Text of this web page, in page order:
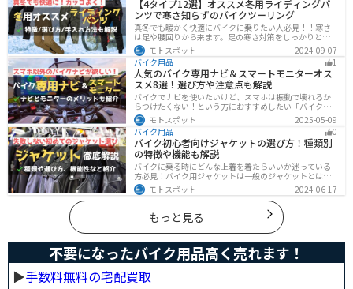
【4タイプ12選】オススメ冬用ライディングパ
ンツで寒さ知らずのバイクツーリング
真冬でも暖かく快適にバイクに乗りたい人必見！！寒さ
は足や腰回りから来ます。足の寒さ対策をしっかりとす
ることで、体全体の寒さを防ぎ快適なバイクツーリング
を楽しむことができます。この記事では、4つのタイプ別
に真冬でも使えるライディングパンツを12選紹介しま
す！
モトスポット
2024-09-07
バイク用品
1
人気のバイク専用ナビ＆スマートモニターオス
スメ8選！選び方や注意点も解説
バイクでナビを使いたいけど、スマホは振動で壊れるか
らつけたくない！という方におすすめしたい「バイク専
用ナビ」と「スマートモニター」をまとめてご紹介しま
す。専用ナビなら耐久性もあり、オフラインでも使える
ので安心です。スマートモニターは、スマホと連動させ
てスマホの機能をそのまま利用できます。ドラレコや死
角警告、駐車場の振動検知など様々な便利機能も搭載さ
れています。
モトスポット
2025-05-09
バイク用品
0
バイク初心者向けジャケットの選び方！種類別
の特徴や機能も解説
バイクに乗る時にどんな上着を着たらいいか迷っている
方必見！バイク用ジャケットは一般のジャケットとは違
い、バイク専用に作られています。動きやすさ・快適
さ・機能性・デザイン性など様々なメリットがありま
す。この記事では、ジャケットの種類や選び方など初心
者が知っておくべきことをまとめました。
モトスポット 2024-06-17
もっと見る
不要になったバイク用品高く売れます！
▶︎手数料無料の宅配買取